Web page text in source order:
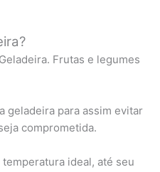
Frutas e legumes
geladeira para assim evitar
comprometida.
ideal, até seu